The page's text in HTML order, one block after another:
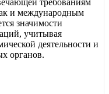
требованиям
и международным
значимости
учитывая
деятельности и
органов.